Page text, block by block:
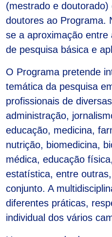
(mestrado e doutorado)
doutores ao Programa.
se a aproximação entre
de pesquisa básica e
O Programa pretende
temática da pesquisa
profissionais de
administração,
educação, medicina,
nutrição, biomedicina,
médica, educação
estatística, entre
conjunto. A
diferentes práticas,
individual dos vários